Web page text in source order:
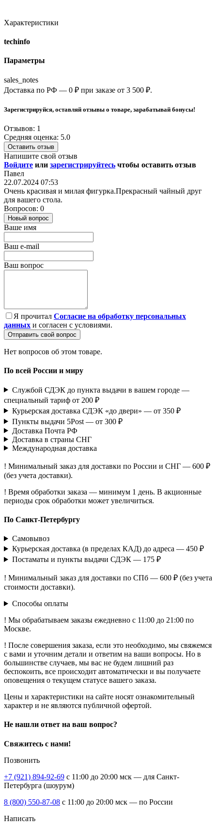
Характеристики
techinfo
Параметры
sales_notes
Доставка по РФ — 0 ₽ при заказе от 3 500 ₽.
Зарегистрируйся, оставляй отзывы о товаре, зарабатывай бонусы!
Отзывов: 1
Средняя оценка: 5.0
Оставить отзыв
Напишите свой отзыв
Войдите или зарегистрируйтесь чтобы оставить отзыв
Павел
22.07.2024 07:53
Очень красивая и милая фигурка.Прекрасный чайный друг
для вашего стола.
Вопросов: 0
Новый вопрос
Ваше имя
Ваш e-mail
Ваш вопрос
Я прочитал Согласие на обработку персональных
данных и согласен с условиями.
Отправить свой вопрос
Нет вопросов об этом товаре.
По всей России и миру
Службой СДЭК до пункта выдачи в вашем городе —
специальный тариф от 200 ₽
Курьерская доставка СДЭК «до двери» — от 350 ₽
Пункты выдачи 5Post — от 300 ₽
Доставка Почта РФ
Доставка в страны СНГ
Международная доставка
! Минимальный заказ для доставки по России и СНГ — 600 ₽
(без учета доставки).
! Время обработки заказа — минимум 1 день. В акционные
периоды срок обработки может увеличиться.
По Санкт-Петербургу
Самовывоз
Курьерская доставка (в пределах КАД) до адреса — 450 ₽
Постаматы и пункты выдачи СДЭК — 175 ₽
! Минимальный заказ для доставки по СПб — 600 ₽ (без учета
стоимости доставки).
Способы оплаты
! Мы обрабатываем заказы ежедневно с 11:00 до 21:00 по
Москве.
! После совершения заказа, если это необходимо, мы свяжемся
с вами и уточним детали и ответим на ваши вопросы. Но в
большинстве случаев, мы вас не будем лишний раз
беспокоить, все происходит автоматически и вы получаете
оповещения о текущем статусе вашего заказа.
Цены и характеристики на сайте носят ознакомительный
характер и не являются публичной офертой.
Не нашли ответ на ваш вопрос?
Свяжитесь с нами!
Позвонить
+7 (921) 894-92-69 c 11:00 до 20:00 мск — для Санкт-
Петербурга (шоурум)
8 (800) 550-87-08 c 11:00 до 20:00 мск — по России
Написать